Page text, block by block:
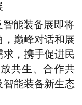
能装备展即将
巅峰对话和展
，携手促进民
共生、合作共
能装备新生态